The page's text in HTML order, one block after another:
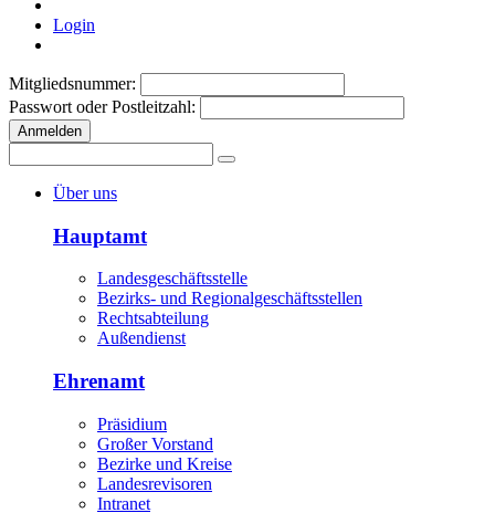
Login
Mitgliedsnummer:
Passwort oder Postleitzahl:
Anmelden
Über uns
Hauptamt
Landesgeschäftsstelle
Bezirks- und Regionalgeschäftsstellen
Rechtsabteilung
Außendienst
Ehrenamt
Präsidium
Großer Vorstand
Bezirke und Kreise
Landesrevisoren
Intranet